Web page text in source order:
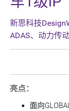
新思科技
ADAS、动力传
亮点：
面向